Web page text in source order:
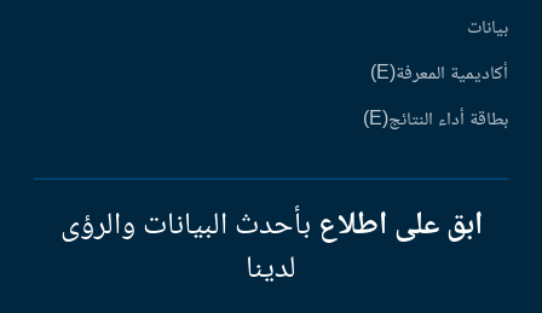
بيانات
أكاديمية المعرفة(E)
بطاقة أداء النتائج(E)
ابق على اطلاع بأحدث البيانات والرؤى
لدينا